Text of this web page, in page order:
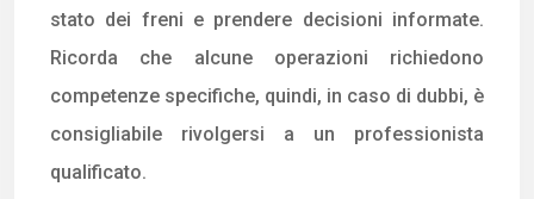
stato dei freni e prendere decisioni informate.
Ricorda che alcune operazioni richiedono
competenze specifiche, quindi, in caso di dubbi, è
consigliabile rivolgersi a un professionista
qualificato.